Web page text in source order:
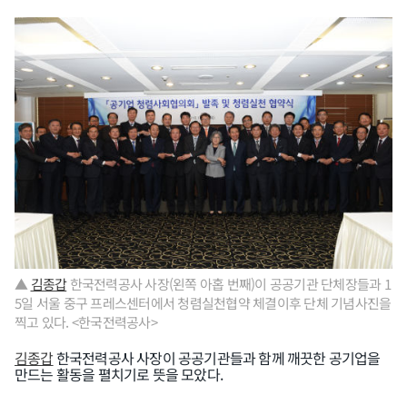
▲ 김종갑한국전력공사 사장(왼쪽 아홉 번째)이 공공기관 단체장들과 1
5일 서울 중구 프레스센터에서 청렴실천협약 체결이후 단체 기념사진을
찍고 있다. <한국전력공사>
김종갑한국전력공사 사장이 공공기관들과 함께 깨끗한 공기업을
만드는 활동을 펼치기로 뜻을 모았다.